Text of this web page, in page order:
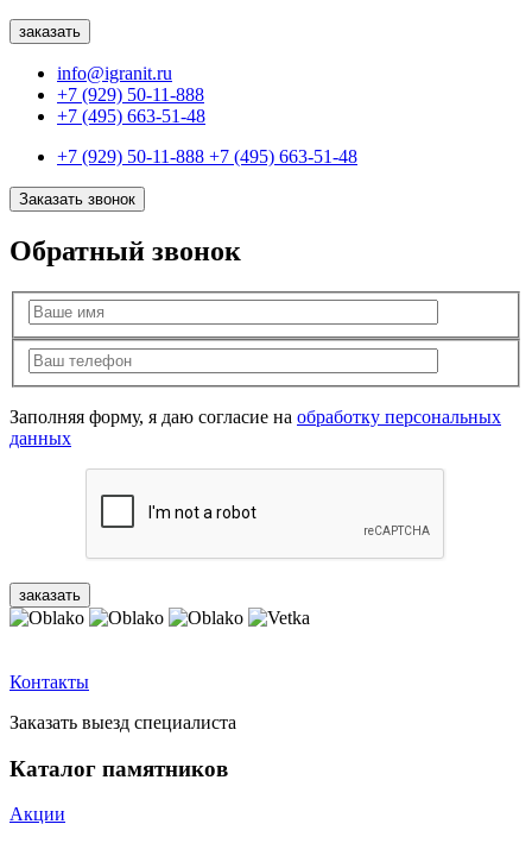
info@igranit.ru
+7 (929) 50-11-888
+7 (495) 663-51-48
+7 (929) 50-11-888 +7 (495) 663-51-48
Заказать звонок
Обратный звонок
Заполняя форму, я даю согласие на обработку персональных
данных
Контакты
Заказать выезд специалиста
Каталог памятников
Акции